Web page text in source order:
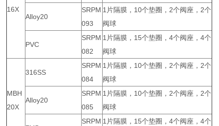
16X
Alloy20
SRPM
093
1片隔膜，10个垫圈，2个阀座，2个
阀球
PVC
SRPM
082
1片隔膜，15个垫圈，4个阀座，4个
阀球
MBH
20X
316SS
SRPM
084
1片隔膜，10个垫圈，2个阀座，2个
阀球
Alloy20
SRPM
085
1片隔膜，10个垫圈，2个阀座，2个
阀球
SRPM 1片隔膜，15个垫圈，4个阀座，4个